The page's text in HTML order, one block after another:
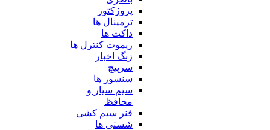
پروژکتور
ترمینال ها
داکت ها
ریموت کنترل ها
زنگ اخبار
سرپیچ
سنسور ها
سیم سیار و
محافظ
فنر سیم کشی
شستی ها